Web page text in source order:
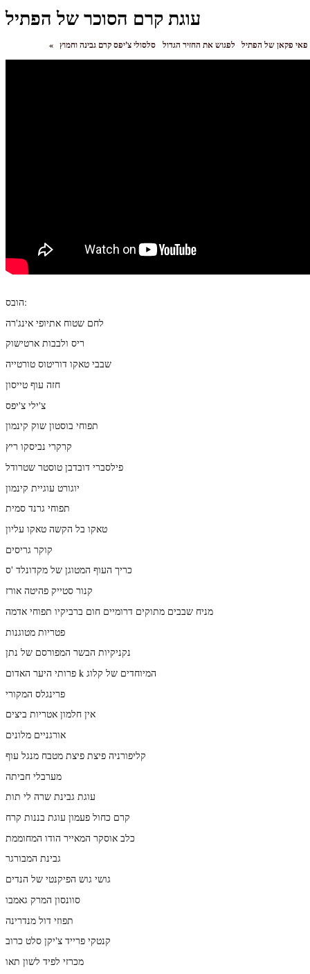
עוגת קרם הסוכר של הפתיל
« פאי פקאן של הפתיל לפגוש את החזיר הגדול
הובס:
לחם שטוח אתיופי אינג'רה
ריס ולבבות ארטישוק
שבבי טאקו דוריטוס טורטייה
חזה עוף טייסון
צ'ילי צ'יפס
תפוחי בוסטון שוק קינמון
קרקרי נביסקו ריץ
פילסברי דובדבן טוסטר שטרודל
יוגורט עוגיית קינמון
תפוחי גרנד סמית
טאקו בל הקשה טאקו עליון
קוקר גריסים
כריך העוף המטוגן של מקדונלד 'ס
קנור סטייק פהיטה אורז
מניח שבבים מתוקים דרומיים חום ברביקיו תפוחי אדמה
פטריות מטוגנות
נקניקיות הבשר המפורסם של נתן
פרותי היער האדום k המיוחדים של קלוג
פרינגלס המקורי
אין חלמון אטריות ביצים
אורגניים מלונים
קליפורניה פיצת פיצת מטבח מנגל עוף
מערבלי חביתה
עוגת גבינת שרה לי תות
קרם כחול פעמון עוגת בננות קרח
כלב אוסקר המאייר הודו המחוממת
גבינת המבורגר
גושי גוש הפיקנטי של הנדים
סוונסון המרק גאמבו
תפוזי דול מנדרינה
קנטקי פרייד צ'יקן סלט כרוב
מכרזי לפיד לשון תאו